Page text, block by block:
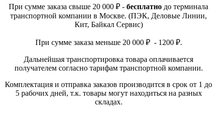
При сумме заказа свыше 20 000 ₽ - бесплатно до терминала
транспортной компании в Москве. (ПЭК, Деловые Линии,
Кит, Байкал Сервис)
При сумме заказа меньше 20 000 ₽ - 1200 ₽.
Дальнейшая транспортировка товара оплачивается
получателем согласно тарифам транспортной компании.
Комплектация и отправка заказов производится в срок от 1 до
5 рабочих дней, т.к. товары могут находиться на разных
складах.